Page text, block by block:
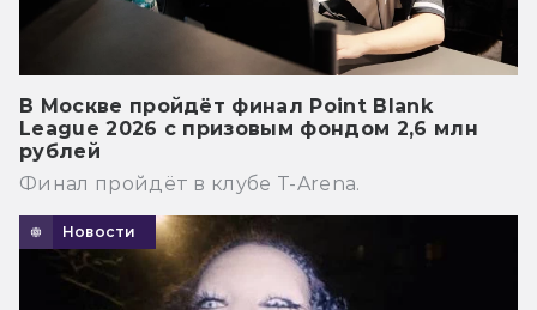
В Москве пройдёт финал Point Blank
League 2026 с призовым фондом 2,6 млн
рублей
Финал пройдёт в клубе T-Arena.
Новости